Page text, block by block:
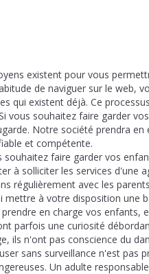
existent pour vous
de naviguer sur le web,
qui existent déjà. Ce
vous souhaitez faire garder
Notre société prendra
et compétente.
souhaitez faire garder vos
à solliciter les services d'une
régulièrement avec les
mettre à votre disposition une
en charge vos enfants,
parfois une curiosité
ils n'ont pas conscience du
sans surveillance n'est pas
Un adulte